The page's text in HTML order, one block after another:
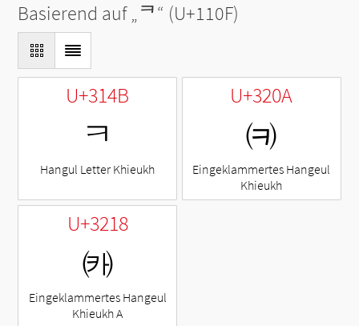
Basierend auf „ᄏ“ (U+110F)
U+314B
ㅋ
Hangul Letter Khieukh
U+320A
㈊
Eingeklammertes Hangeul
Khieukh
U+3218
㈘
Eingeklammertes Hangeul
Khieukh A